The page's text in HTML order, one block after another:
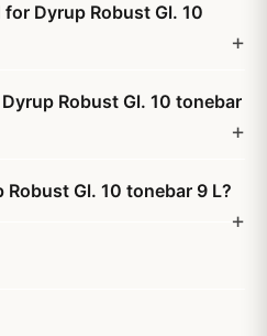
Dyrup Robust Gl. 10
Robust Gl. 10 tonebar
Gl. 10 tonebar 9 L?